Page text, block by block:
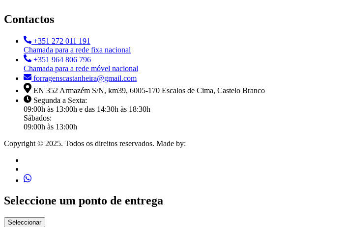
Contactos
+351 272 011 191
Chamada para a rede fixa nacional
+351 964 806 796
Chamada para a rede móvel nacional
forragenscastanheira@gmail.com
EN 352 Armazém S/N, km39, 6005-170 Escalos de Cima, Castelo Branco
Segunda a Sexta:
09:00h às 13:00h e das 14:30h às 18:30h
Sábados:
09:00h às 13:00h
Copyright © 2025. Todos os direitos reservados. Made by:
Seleccione um ponto de entrega
Seleccionar